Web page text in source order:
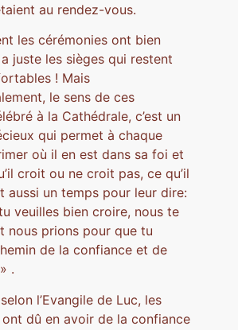
au rendez-vous.
les cérémonies ont bien
juste les sièges qui restent
! Mais
le sens de ces
à la Cathédrale, c’est un
qui permet à chaque
où il en est dans sa foi et
croit ou ne croit pas, ce qu’il
aussi un temps pour leur dire:
veuilles bien croire, nous te
nous prions pour que tu
de la confiance et de
.
l’Evangile de Luc, les
dû en avoir de la confiance